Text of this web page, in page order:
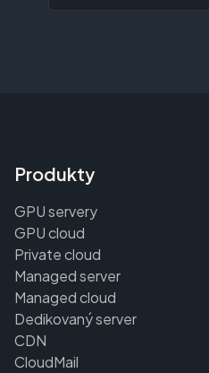
Produkty
GPU servery
GPU cloud
Private cloud
Managed server
Managed cloud
Dedikovaný server
CDN
CloudMail